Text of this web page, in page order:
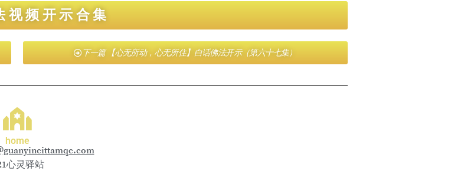
视频开示合集
下一篇 【心无所动，心无所住】白话佛法开示（第六十七集）
home
心灵驿站